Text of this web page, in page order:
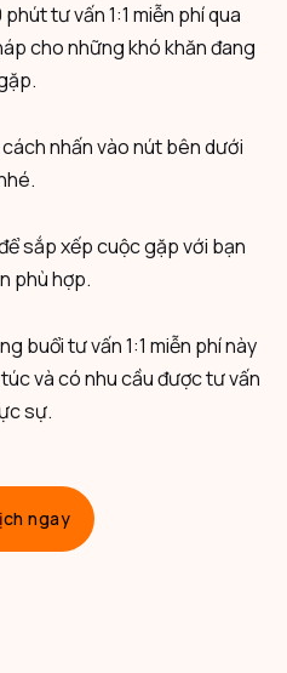
tư vấn 1:1 miễn phí qua
cho những khó khăn đang
nhấn vào nút bên dưới
sắp xếp cuộc gặp với bạn
phù hợp.
buổi tư vấn 1:1 miễn phí này
và có nhu cầu được tư vấn
sự.
ngay